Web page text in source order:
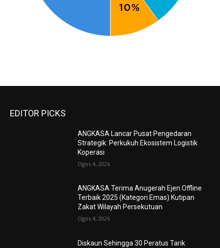
EDITOR PICKS
ANGKASA Lancar Pusat Pengedaran
Strategik: Perkukuh Ekosistem Logistik
Koperasi
Ogos 4, 2026
ANGKASA Terima Anugerah Ejen Offline
Terbaik 2025 (Kategori Emas) Kutipan
Zakat Wilayah Persekutuan
Ogos 4, 2026
Diskaun Sehingga 30 Peratus Tarik